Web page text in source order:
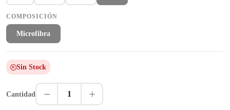
COMPOSICIÓN
Microfibra
Sin Stock
Cantidad 1